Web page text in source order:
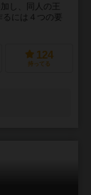
し、同人の王
には４つの要
124
持ってる